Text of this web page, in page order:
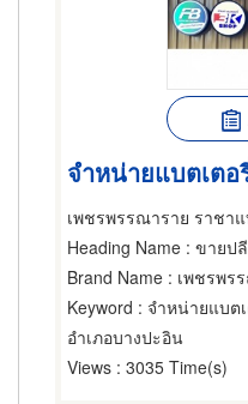
จำหน่ายแบตเต
เพชรพรรณาราย ราชา
Heading Name : ขายป
Brand Name : เพชรพร
Keyword : จำหน่ายแบต
อำเภอบางปะอิน
Views : 3035 Time(s)